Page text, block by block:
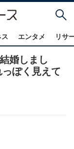
エンタメ リサ
婚しまし
ぽく見えて